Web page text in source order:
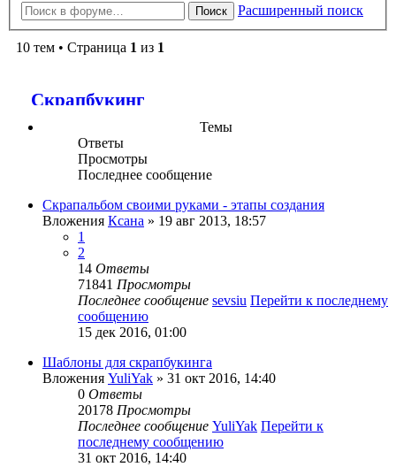
Поиск Расширенный поиск
10 тем • Страница 1 из 1
Скрапбукинг
Темы
Ответы
Просмотры
Последнее сообщение
Скрапальбом своими руками - этапы создания
Вложения Ксана » 19 авг 2013, 18:57
1
2
14 Ответы
71841 Просмотры
Последнее сообщение sevsiu Перейти к последнему
сообщению
15 дек 2016, 01:00
Шаблоны для скрапбукинга
Вложения YuliYak » 31 окт 2016, 14:40
0 Ответы
20178 Просмотры
Последнее сообщение YuliYak Перейти к
последнему сообщению
31 окт 2016, 14:40